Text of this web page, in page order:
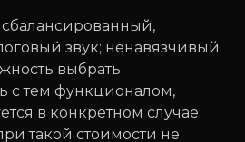
сбалансированный,
звук; ненавязчивый
выбрать
с тем функционалом,
в конкретном случае
такой стоимости не